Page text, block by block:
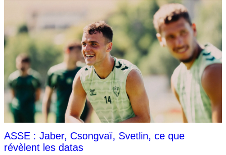
ASSE : Jaber, Csongvaï, Svetlin, ce que
révèlent les datas